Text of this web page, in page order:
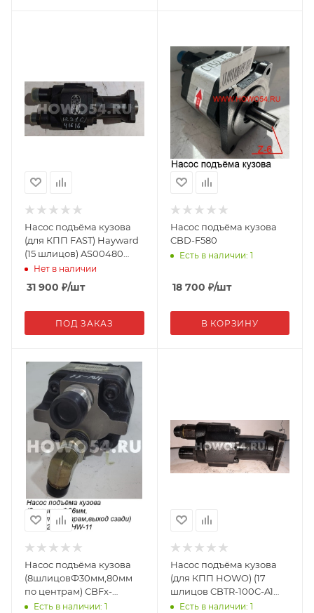
Насос подъёма кузова
(для КПП FAST) Hayward
(15 шлицов) AS00480
14571231C/P04H041616
Нет в наличии
31 900 ₽/шт
ПОД ЗАКАЗ
Насос подъёма кузова
CBD-F580
Есть в наличии: 1
18 700 ₽/шт
В КОРЗИНУ
Насос подъёма кузова
(8шлицовФ30мм,80мм
по центрам) CBFx-
2100Y8HW-11(HW-11)
Есть в наличии: 1
Насос подъёма кузова
(для КПП HOWO) (17
шлицов CBTR-100C-A1
00483
Есть в наличии: 1